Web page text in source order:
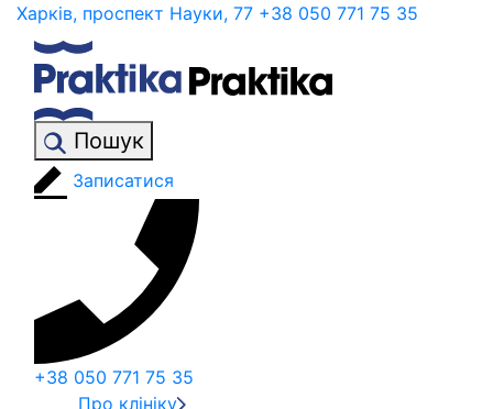
Харків, проспект Науки, 77 +38 050 771 75 35
Пошук
Записатися
+38 050 771 75 35
Про клініку